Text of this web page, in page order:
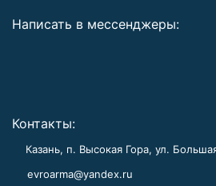
Написать в мессенджеры:
Контакты:
Казань, п. Высокая Гора, ул.
evroarma@yandex.ru